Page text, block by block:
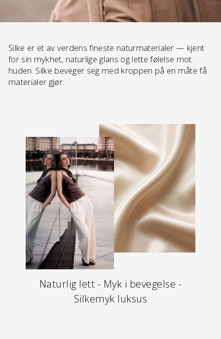
Silke er et av verdens fineste naturmaterialer — kjent
for sin mykhet, naturlige glans og lette følelse mot
huden. Silke beveger seg med kroppen på en måte få
materialer gjør.
Naturlig lett - Myk i bevegelse -
Silkemyk luksus